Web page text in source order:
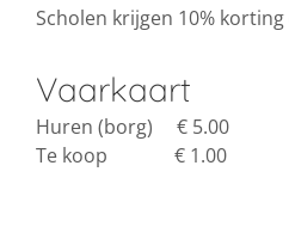
Scholen krijgen 10%
Vaarkaart
Huren (borg) € 5.00
Te koop € 1.00